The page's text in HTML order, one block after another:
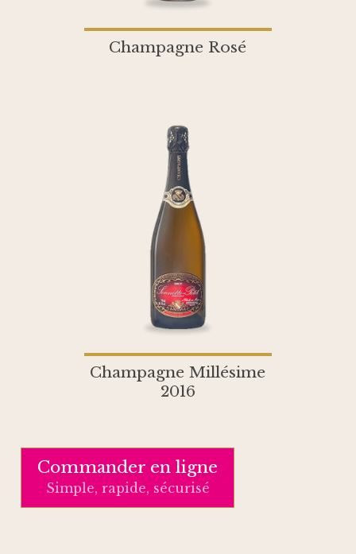
Champagne Rosé
Champagne Millésime
2016
Commander en ligne
Simple, rapide, sécurisé